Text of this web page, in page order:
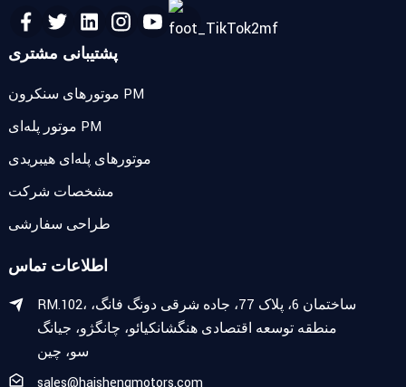
پشتیبانی مشتری
موتورهای سنکرون PM
موتور پله‌ای PM
موتورهای پله‌ای هیبریدی
مشخصات شرکت
طراحی سفارشی
اطلاعات تماس
RM.102، ساختمان 6، پلاک 77، جاده شرقی دونگ فانگ،
منطقه توسعه اقتصادی هنگشانکیائو، چانگژو، جیانگ
سو، چین
sales@haishengmotors.com